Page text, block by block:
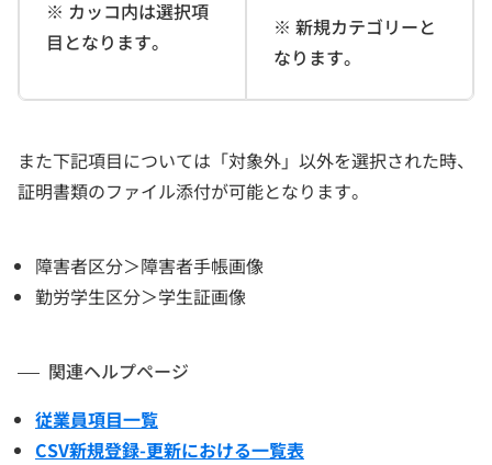
※ カッコ内は選択項
目となります。
※ 新規カテゴリーと
なります。
また下記項目については「対象外」以外を選択された時、
証明書類のファイル添付が可能となります。
障害者区分＞障害者手帳画像
勤労学生区分＞学生証画像
関連ヘルプページ
従業員項目一覧
CSV新規登録-更新における一覧表